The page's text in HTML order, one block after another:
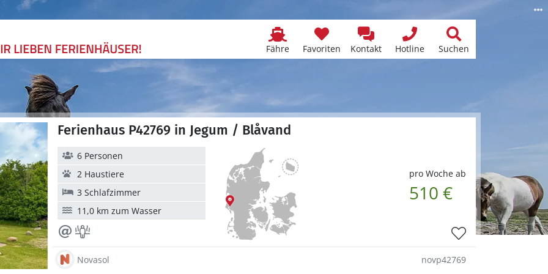
Fähre Favoriten Kontakt Hotline Suchen
Ferienhaus P42769 in Jegum / Blåvand
pro Woche ab
510 €
6 Personen
2 Haustiere
3 Schlafzimmer
11,0 km zum Wasser
Novasol novp42769